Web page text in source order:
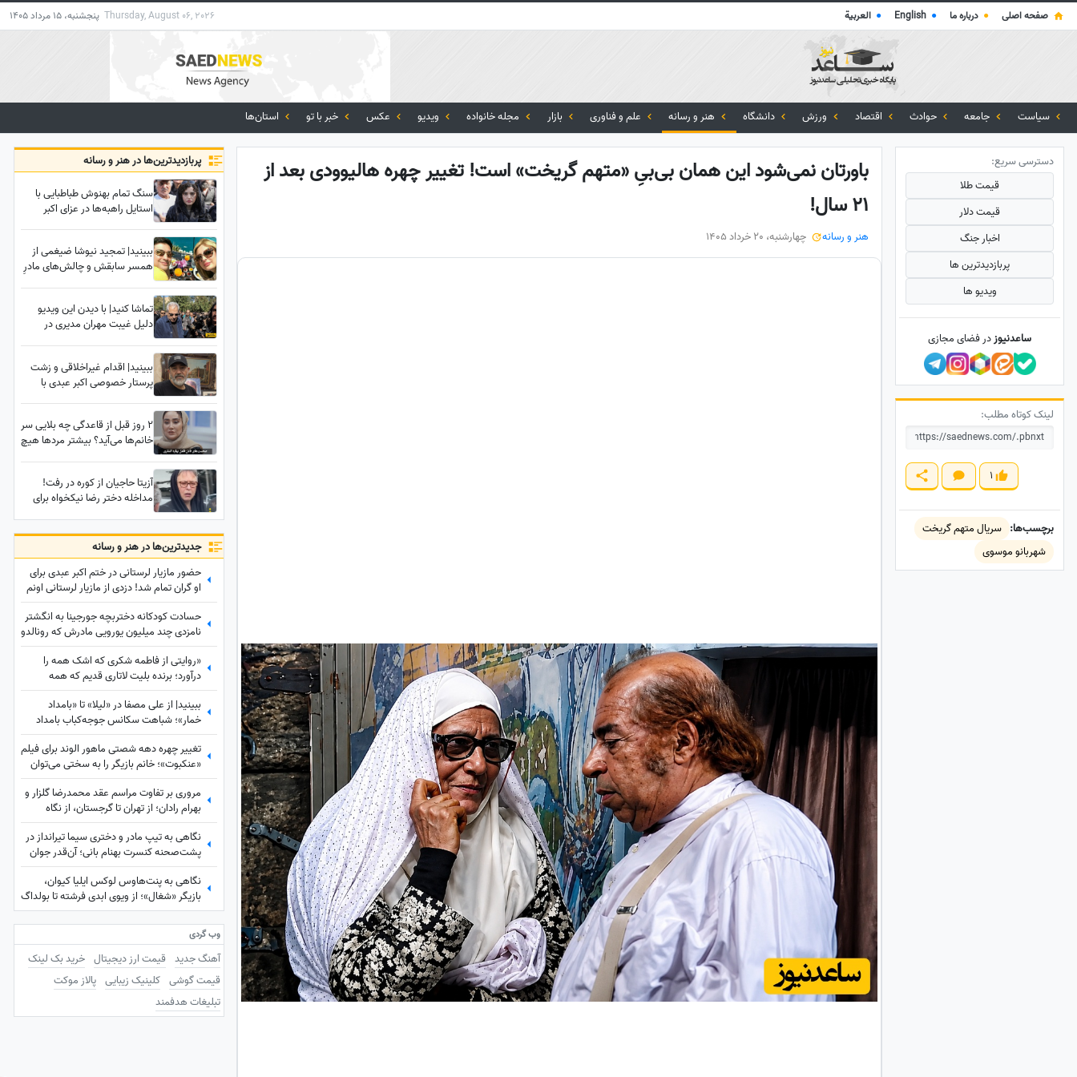
صفحه اصلی ● درباره ما ●
English
● العربية Thursday, August 06, 2026 پنجشنبه، 15 مرداد 1405
سیاست جامعه حوادث اقتصاد ورزش دانشگاه هنر و رسانه علم و فناوری بازار مجله خانواده ویدیو عکس خبر با تو استان‌ها
باورتان نمی‌شود این همان بی‌بیِ «متهم گریخت» است! تغییر چهره هالیوودی بعد از
21 سال!
هنر و رسانه چهارشنبه، 20 خرداد 1405
پربازدید‌ترین‌ها در هنر و رسانه
سنگ تمام بهنوش طباطبایی با
استایل راهبه‌ها در عزای اکبر
ببینید| تمجید نیوشا ضیغمی از
همسر سابقش و چالش‌های مادرِ
من....
تماشا کنید| با دیدن این ویدیو
دلیل غیبت مهران مدیری در
ببینید| اقدام غیراخلاقی و زشت
پرستار خصوصی اکبر عبدی با
چه توضیحاتی داد؟
2 روز قبل از قاعدگی چه بلایی سر
خانم‌ها می‌آید؟ بیشتر مردها هیچ
سیکل قاعدگی کارش به طلاق و
کتک‌کاری کشید
آزیتا حاجیان از کوره در رفت!
مداخله دختر رضا نیکخواه برای
در مجلس ترحیم اکبر عبدی!
جدید‌ترین‌ها در هنر و رسانه
حضور مازیار لرستانی در ختم اکبر عبدی برای
او گران تمام شد! دزدی از مازیار لرستانی اونم
تو روز روشن!
حسادت کودکانه دختربچه جورجینا به انگشتر
نامزدی چند میلیون یورویی مادرش که رونالدو
به او هدیه داده بود!
«روایتی از فاطمه شکری که اشک همه را
درآورد؛ برنده بلیت لاتاری قدیم که همه
برده‌اش را خرج دیگران کرد، اکنون بی‌مهری
می‌بیند!»
ببینید| از علی مصفا در «لیلا» تا «بامداد
خمار»؛ شباهت سکانس جوجه‌کباب بامداد
خمار و لیلا سوژه شد
تغییر چهره دهه شصتی ماهور الوند برای فیلم
«عنکبوت»؛ خانم بازیگر را به سختی می‌توان
شناخت + عکس
مروری بر تفاوت مراسم عقد محمدرضا گلزار و
بهرام رادان؛ از تهران تا گرجستان، از نگاه
عاشقانه رادان به مینا تا نگاه رو به آسمان گلزار
هنگام خطبه عقد + عکس
نگاهی به تیپ مادر و دختری سیما تیرانداز در
پشت‌صحنه کنسرت بهنام بانی؛ آن‌قدر جوان
که همه گفتند خواهرش است! + عکس
نگاهی به پنت‌هاوس لوکس ایلیا کیوان،
بازیگر «شغال»؛ از ویوی ابدی فرشته تا بولداگ
دوست‌داشتنی و دکوراسیون چشم‌نواز
وب گردی
آهنگ جدید قیمت ارز دیجیتال خرید بک لینک
قیمت گوشی کلینیک زیبایی پالاز موکت
تبلیغات هدفمند
دسترسی سریع:
قیمت طلا
قیمت دلار
اخبار جنگ
پربازدید‌ترین ها
ویدیو ها
ساعدنیوزدر فضای مجازی
لینک کوتاه مطلب:
1
برچسب‌ها: سریال متهم گریخت
شهربانو موسوی